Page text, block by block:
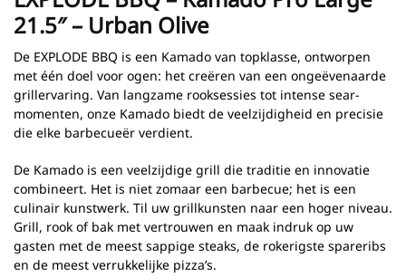
21.5″ – Urban Olive
De EXPLODE BBQ is een Kamado van topklasse, ontworpen
met één doel voor ogen: het creëren van een ongeëvenaarde
grillervaring. Van langzame rooksessies tot intense sear-
momenten, onze Kamado biedt de veelzijdigheid en precisie
die elke barbecueër verdient.
De Kamado is een veelzijdige grill die traditie en innovatie
combineert. Het is niet zomaar een barbecue; het is een
culinair kunstwerk. Til uw grillkunsten naar een hoger niveau.
Grill, rook of bak met vertrouwen en maak indruk op uw
gasten met de meest sappige steaks, de rokerigste spareribs
en de meest verrukkelijke pizza’s.